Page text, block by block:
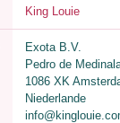
King Louie
Exota B.V.
Pedro de
1086 XK
Niederlande